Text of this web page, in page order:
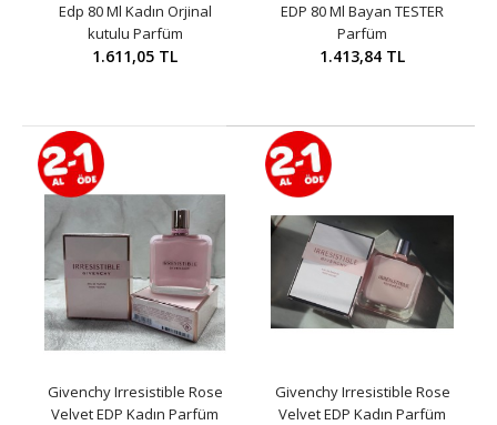
Edp 80 Ml Kadın Orjinal
kutulu Parfüm
1.611,05 TL
EDP 80 Ml Bayan TESTER
Parfüm
1.413,84 TL
Givenchy Irresistible Rose
Velvet EDP Kadın Parfüm
Givenchy Irresistible Rose
Velvet EDP Kadın Parfüm